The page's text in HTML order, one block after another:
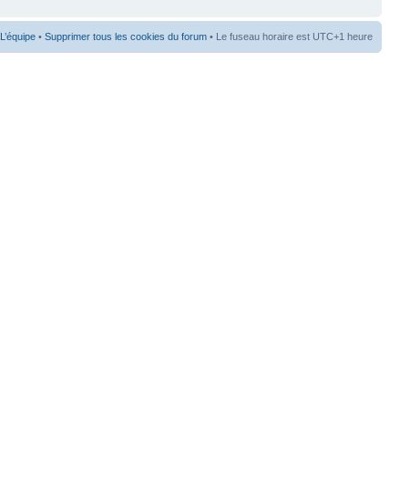
L’équipe • Supprimer tous les cookies du forum • Le fuseau horaire est UTC+1 heure